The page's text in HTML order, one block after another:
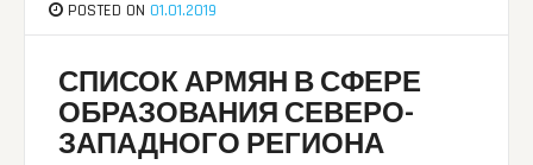
POSTED ON 01.01.2019
СПИСОК АРМЯН В СФЕРЕ
ОБРАЗОВАНИЯ СЕВЕРО-
ЗАПАДНОГО РЕГИОНА